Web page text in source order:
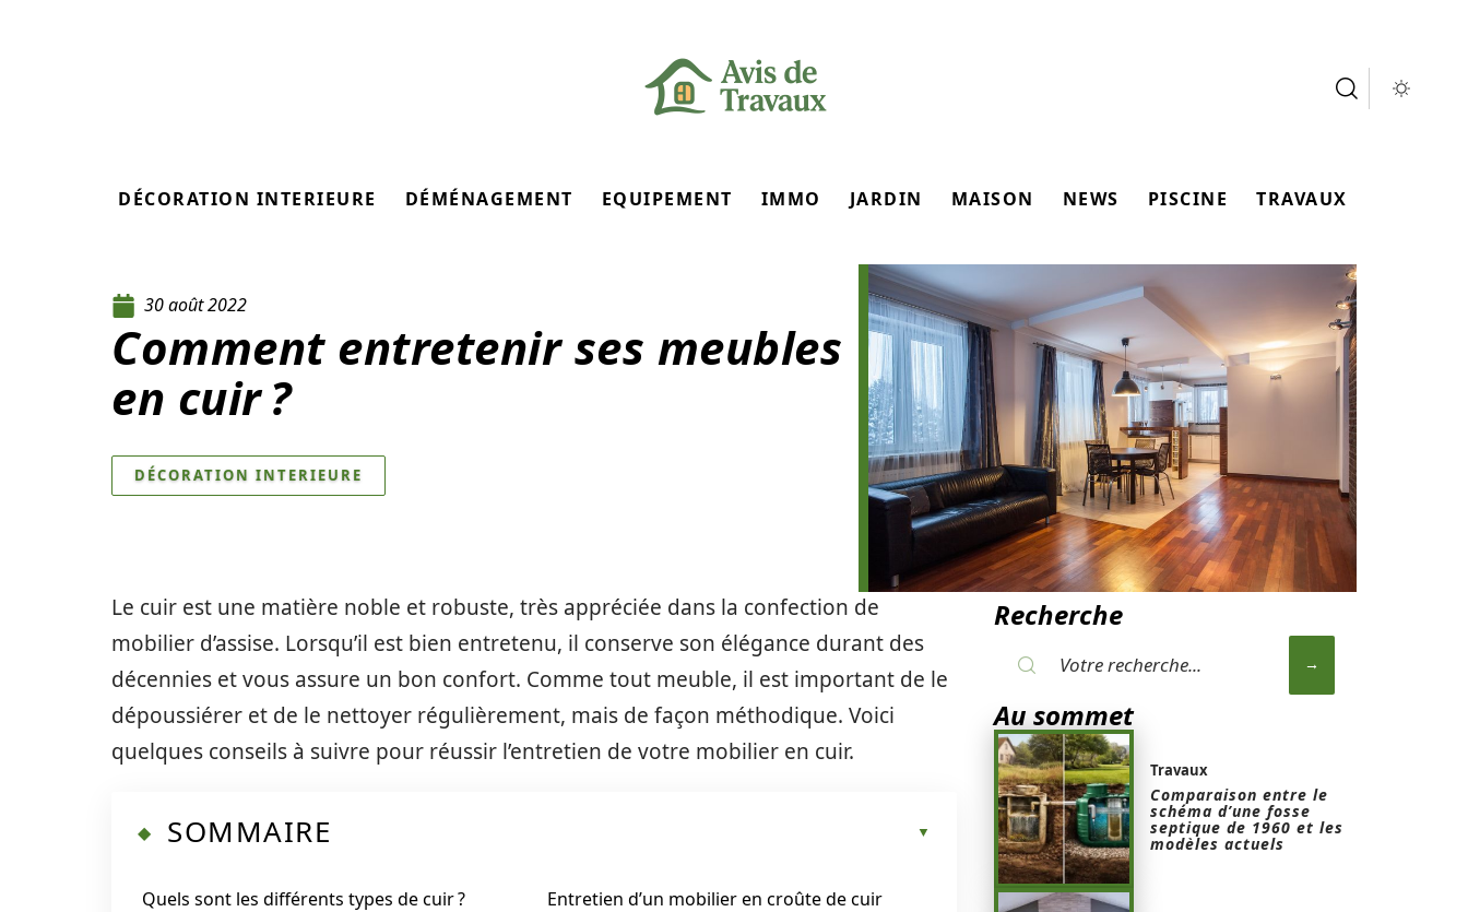
DÉCORATION INTERIEURE DÉMÉNAGEMENT EQUIPEMENT IMMO JARDIN MAISON NEWS PISCINE TRAVAUX
30 août 2022
Comment entretenir ses meubles
en cuir ?
DÉCORATION INTERIEURE
Le cuir est une matière noble et robuste, très appréciée dans la confection de
mobilier d’assise. Lorsqu’il est bien entretenu, il conserve son élégance durant des
décennies et vous assure un bon confort. Comme tout meuble, il est important de le
dépoussiérer et de le nettoyer régulièrement, mais de façon méthodique. Voici
quelques conseils à suivre pour réussir l’entretien de votre mobilier en cuir.
SOMMAIRE
Quels sont les différents types de cuir ?
Entretien d’un mobilier en croûte de cuir
Recherche
Au sommet
Travaux
Comparaison entre le
schéma d’une fosse
septique de 1960 et les
modèles actuels